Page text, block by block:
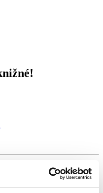
keď sme na Zelenej
našu úplne prvú Čítaciu